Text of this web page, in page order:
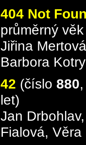
404 Not
průměrný
Jiřina
Barbora
42 (číslo 880
let)
Jan
Fialová, Věra